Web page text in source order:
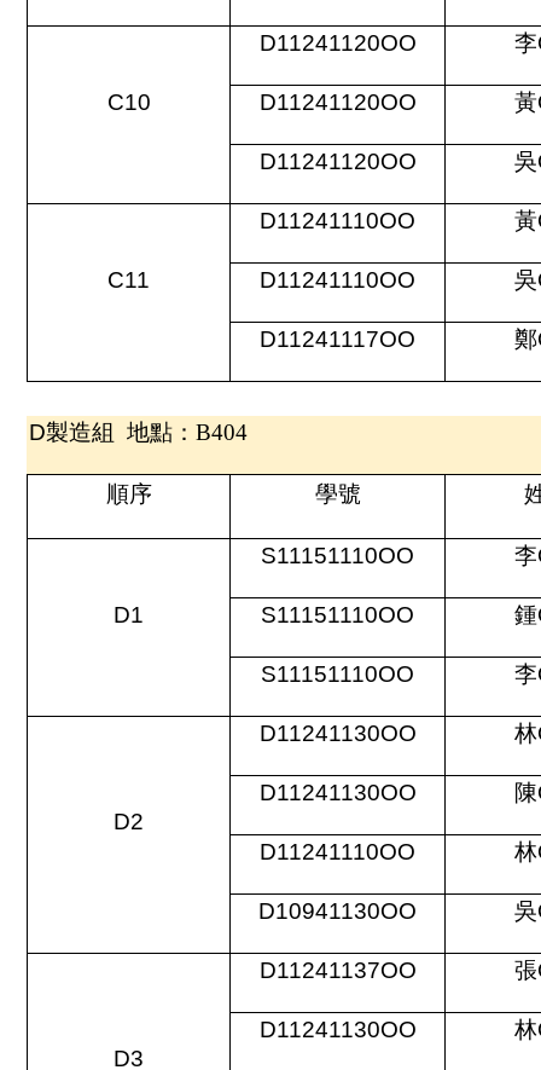
C10
D11241120OO 李
D11241120OO 黃
D11241120OO 吳
C11
D11241110OO 黃
D11241110OO 吳
D11241117OO 鄭
D製造組 地點：B404
順序 學號
D1
S11151110OO 李
S11151110OO 鍾
S11151110OO 李
D2
D11241130OO 林
D11241130OO 陳
D11241110OO 林
D10941130OO 吳
D3
D11241137OO 張
D11241130OO 林